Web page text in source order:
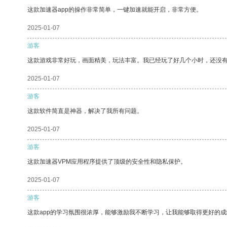
这款加速器app的操作非常简单，一键加速就能开启，非常方便。
2025-01-07
游客
这款游戏非常好玩，画面精美，玩法丰富。我已经玩了好几个小时，还没有
2025-01-07
游客
这款软件简直是神器，解决了我所有问题。
2025-01-07
游客
这款加速器VPM应用程序提供了顶级的安全性和隐私保护。
2025-01-07
游客
这款app的学习氛围很浓厚，能够激励我不断学习，让我能够取得更好的成